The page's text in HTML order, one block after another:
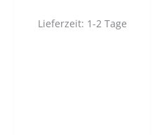
Lieferzeit: 1-2 Tage